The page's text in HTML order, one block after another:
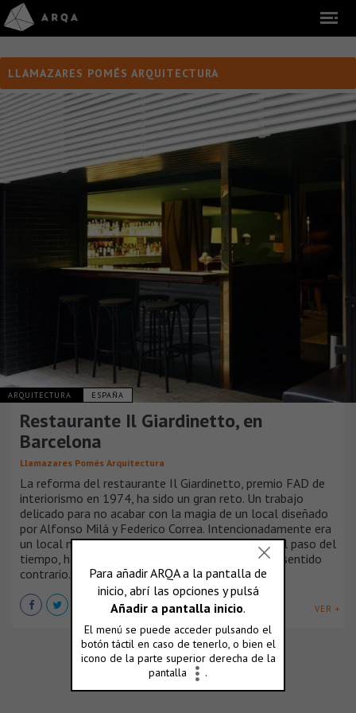
LLAMAZARES POMÉS ARQUITECTURA
ARQUITECTURA ESPAÑA
Restaurante Il Giardinetto, en
Barcelona
Llamazares Pomés Arquitectura
La reforma del restaurante Il Giardinetto, premio FAD de
interiorismo en 1974, ha sido un gran reto. Un trabajo
delicado para no acabar con la magia de un local diseñado
por Alfonso Milá y Federico Correa. Intencionadamente era
un local muy cerrado y poco permeable que, con el paso del
tiempo, ha necesitado de una actualización en el sentido
contrario. Renovarse o morir.
VER +